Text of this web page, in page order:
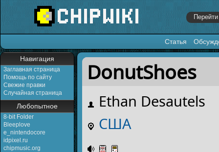
Статья
Навигация
Заглавная страница
Помощь по сайту
Свежие правки
Случайная страница
Любопытное
8-bit Folder
Bleeplove
e_nintendocore
idpixel.ru
chipmusic.org
Перейти к:навигация,поиск
DonutShoes
Ethan Desautels
США